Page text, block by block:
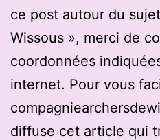
ce post autour du
Wissous », merci de
coordonnées
internet. Pour vous
diffuse cet article qui